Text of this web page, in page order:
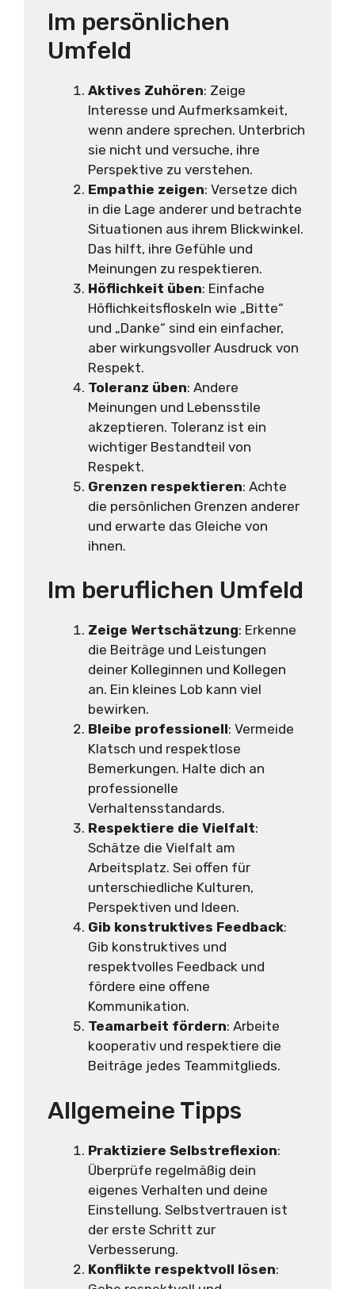
Im persönlichen
Umfeld
Aktives Zuhören: Zeige
Interesse und Aufmerksamkeit,
wenn andere sprechen. Unterbrich
sie nicht und versuche, ihre
Perspektive zu verstehen.
Empathie zeigen: Versetze dich
in die Lage anderer und betrachte
Situationen aus ihrem Blickwinkel.
Das hilft, ihre Gefühle und
Meinungen zu respektieren.
Höflichkeit üben: Einfache
Höflichkeitsfloskeln wie „Bitte“
und „Danke“ sind ein einfacher,
aber wirkungsvoller Ausdruck von
Respekt.
Toleranz üben: Andere
Meinungen und Lebensstile
akzeptieren. Toleranz ist ein
wichtiger Bestandteil von
Respekt.
Grenzen respektieren: Achte
die persönlichen Grenzen anderer
und erwarte das Gleiche von
ihnen.
Im beruflichen Umfeld
Zeige Wertschätzung: Erkenne
die Beiträge und Leistungen
deiner Kolleginnen und Kollegen
an. Ein kleines Lob kann viel
bewirken.
Bleibe professionell: Vermeide
Klatsch und respektlose
Bemerkungen. Halte dich an
professionelle
Verhaltensstandards.
Respektiere die Vielfalt:
Schätze die Vielfalt am
Arbeitsplatz. Sei offen für
unterschiedliche Kulturen,
Perspektiven und Ideen.
Gib konstruktives Feedback:
Gib konstruktives und
respektvolles Feedback und
fördere eine offene
Kommunikation.
Teamarbeit fördern: Arbeite
kooperativ und respektiere die
Beiträge jedes Teammitglieds.
Allgemeine Tipps
Praktiziere Selbstreflexion:
Überprüfe regelmäßig dein
eigenes Verhalten und deine
Einstellung. Selbstvertrauen ist
der erste Schritt zur
Verbesserung.
Konflikte respektvoll lösen: